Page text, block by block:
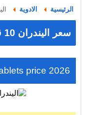
الرئيسية الادوية
سعر اليندران 10 قرص 2026
price 2026